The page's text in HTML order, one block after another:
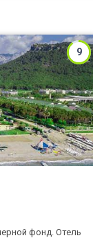
9
фонд. Отель